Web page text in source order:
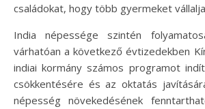
családokat, hogy több gyermeket
India népessége szintén
várhatóan a következő évtizedekben
indiai kormány számos programot
csökkentésére és az oktatás
népesség növekedésének